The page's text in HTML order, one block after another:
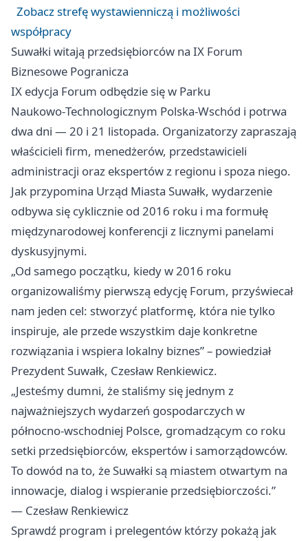
Zobacz strefę wystawienniczą i możliwości
współpracy
Suwałki witają przedsiębiorców na IX Forum
Biznesowe Pogranicza
IX edycja Forum odbędzie się w Parku
Naukowo‑Technologicznym Polska‑Wschód i potrwa
dwa dni — 20 i 21 listopada. Organizatorzy zapraszają
właścicieli firm, menedżerów, przedstawicieli
administracji oraz ekspertów z regionu i spoza niego.
Jak przypomina Urząd Miasta Suwałk, wydarzenie
odbywa się cyklicznie od 2016 roku i ma formułę
międzynarodowej konferencji z licznymi panelami
dyskusyjnymi.
„Od samego początku, kiedy w 2016 roku
organizowaliśmy pierwszą edycję Forum, przyświecał
nam jeden cel: stworzyć platformę, która nie tylko
inspiruje, ale przede wszystkim daje konkretne
rozwiązania i wspiera lokalny biznes” – powiedział
Prezydent Suwałk, Czesław Renkiewicz.
„Jesteśmy dumni, że staliśmy się jednym z
najważniejszych wydarzeń gospodarczych w
północno-wschodniej Polsce, gromadzącym co roku
setki przedsiębiorców, ekspertów i samorządowców.
To dowód na to, że Suwałki są miastem otwartym na
innowacje, dialog i wspieranie przedsiębiorczości.”
— Czesław Renkiewicz
Sprawdź program i prelegentów którzy pokażą jak